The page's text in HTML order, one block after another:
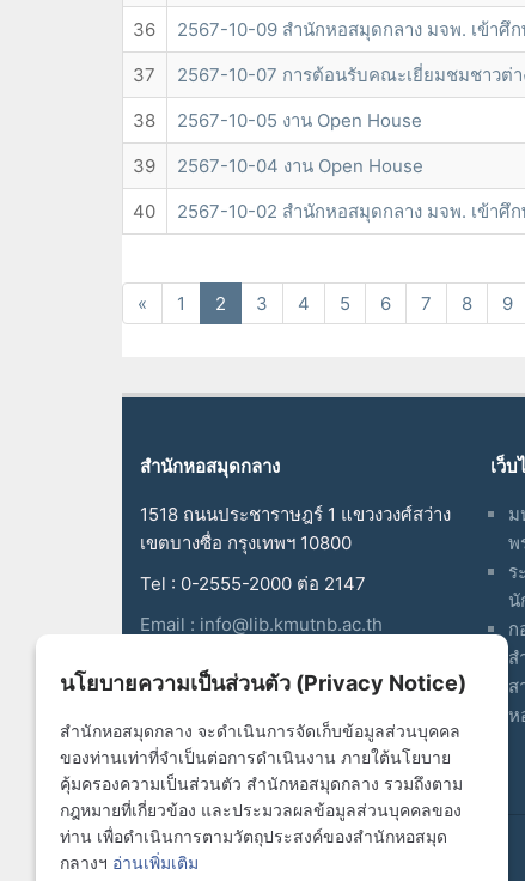
36
2567-10-09 สำนักหอสมุดกลาง มจพ. เข้า
37
2567-10-07 การต้อนรับคณะเยี่ยมชมชาวต่
38
2567-10-05 งาน Open House
39
2567-10-04 งาน Open House
40
2567-10-02 สำนักหอสมุดกลาง มจพ. เข้า
« 1 2 3 4 5 6 7 8 9
สำนักหอสมุดกลาง
1518 ถนนประชาราษฎร์ 1 แขวงวงศ์สว่าง
เขตบางซื่อ กรุงเทพฯ 10800
Tel : 0-2555-2000 ต่อ 2147
Email : info@lib.kmutnb.ac.th
www.facebook.com/Central.Library.K
mutnb
เว็
ม
พ
ร
นั
ก
ส
ส
ห
© Copyright 2017. Central Library
นโยบายความเป็นส่วนตัว (Privacy Notice)
สำนักหอสมุดกลาง จะดำเนินการจัดเก็บข้อมูลส่วนบุคคล
ของท่านเท่าที่จำเป็นต่อการดำเนินงาน ภายใต้นโยบาย
คุ้มครองความเป็นส่วนตัว สำนักหอสมุดกลาง รวมถึงตาม
กฎหมายที่เกี่ยวข้อง และประมวลผลข้อมูลส่วนบุคคลของ
ท่าน เพื่อดำเนินการตามวัตถุประสงค์ของสำนักหอสมุด
กลางฯ อ่านเพิ่มเติม